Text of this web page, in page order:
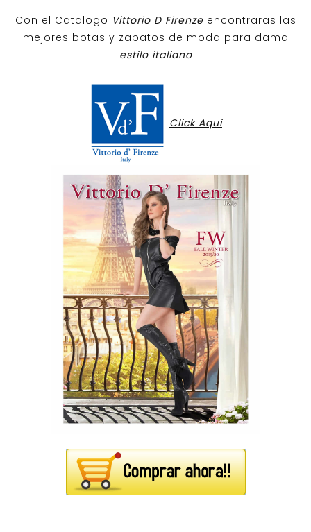
Con el Catalogo Vittorio D Firenzeencontraras las
mejores botas y zapatos de moda para dama
estilo italiano
Click Aqui